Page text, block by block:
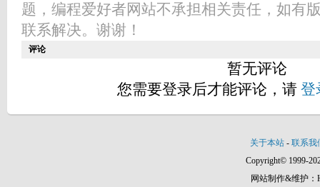
题，编程爱好者网站不承担相关责任，如有
联系解决。谢谢！
评论
暂无评论
您需要登录后才能评论，请 登
关于本站 - 联系我
Copyright© 1999-
网站制作&维护